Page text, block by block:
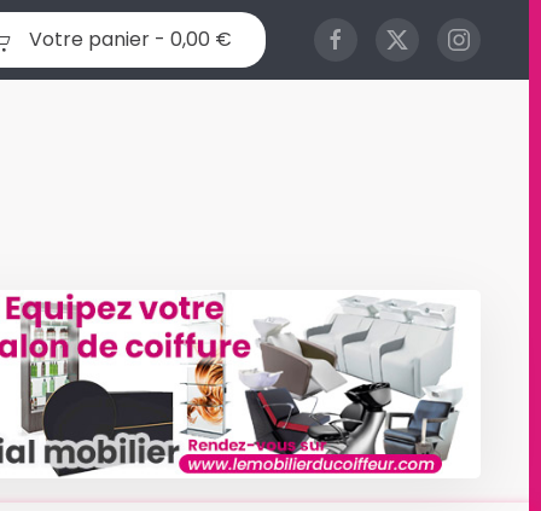
Votre panier - 0,00 €